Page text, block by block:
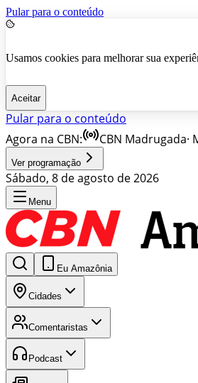
Pular para o conteúdo
Usamos cookies para melhorar sua
Aceitar
Pular para o conteúdo
Agora na CBN:
CBN Madrugada·
Ver programação
Sábado, 8 de agosto de 2026
Menu
Eu Amazônia
Cidades
Comentaristas
Podcast